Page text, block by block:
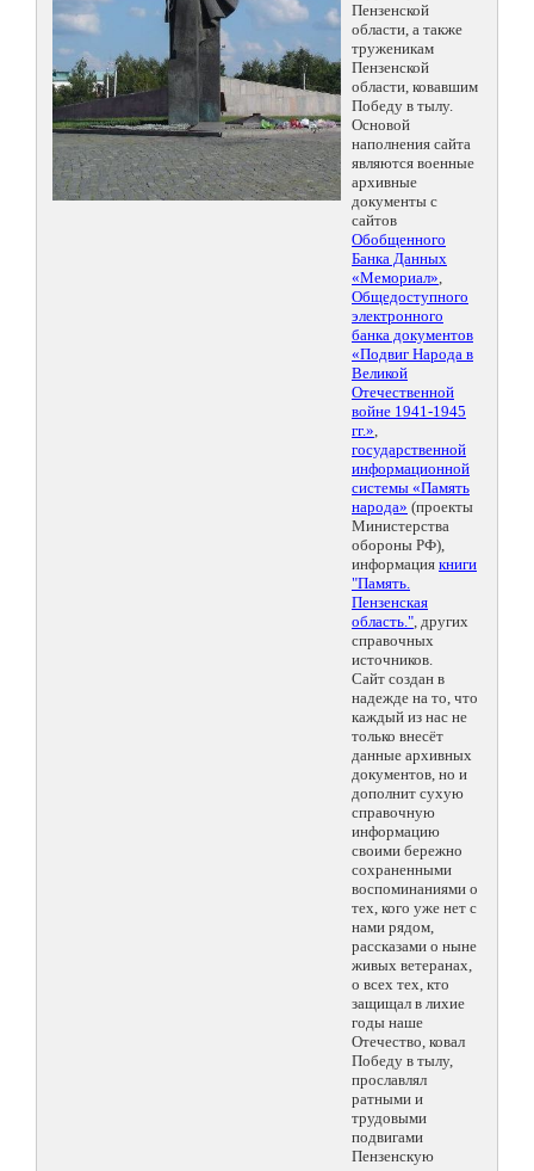
Пензенской
области, а также
труженикам
Пензенской
области, ковавшим
Победу в тылу.
Основой
наполнения сайта
являются военные
архивные
документы с
сайтов
Обобщенного
Банка Данных
«Мемориал»,
Общедоступного
электронного
банка документов
«Подвиг Народа в
Великой
Отечественной
войне 1941-1945
гг.»,
государственной
информационной
системы «Память
народа» (проекты
Министерства
обороны РФ),
информация книги
"Память.
Пензенская
область.", других
справочных
источников.
Сайт создан в
надежде на то, что
каждый из нас не
только внесёт
данные архивных
документов, но и
дополнит сухую
справочную
информацию
своими бережно
сохраненными
воспоминаниями о
тех, кого уже нет с
нами рядом,
рассказами о ныне
живых ветеранах,
о всех тех, кто
защищал в лихие
годы наше
Отечество, ковал
Победу в тылу,
прославлял
ратными и
трудовыми
подвигами
Пензенскую